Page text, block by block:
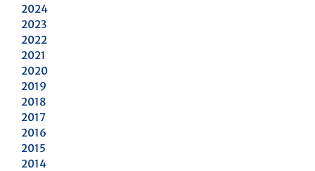
2024
2023
2022
2021
2020
2019
2018
2017
2016
2015
2014